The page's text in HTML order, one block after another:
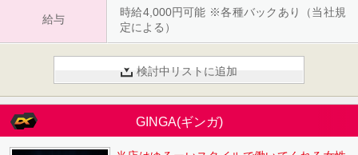
給与
時給4,000円可能 ※各種バックあり（当社規
定による）
検討中リストに追加
GINGA(ギンガ)